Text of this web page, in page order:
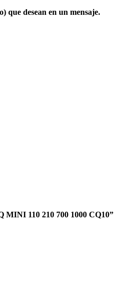
que desean en un mensaje.
110 210 700 1000 CQ10”